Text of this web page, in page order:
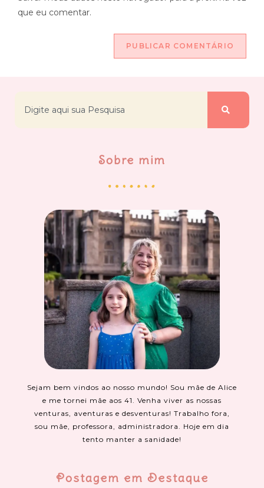
que eu comentar.
Sobre mim
Sejam bem vindos ao nosso mundo! Sou mãe de Alice
e me tornei mãe aos 41. Venha viver as nossas
venturas, aventuras e desventuras! Trabalho fora,
sou mãe, professora, administradora. Hoje em dia
tento manter a sanidade!
Postagem em Destaque